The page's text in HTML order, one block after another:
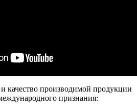
качество производимой продукции
признания: